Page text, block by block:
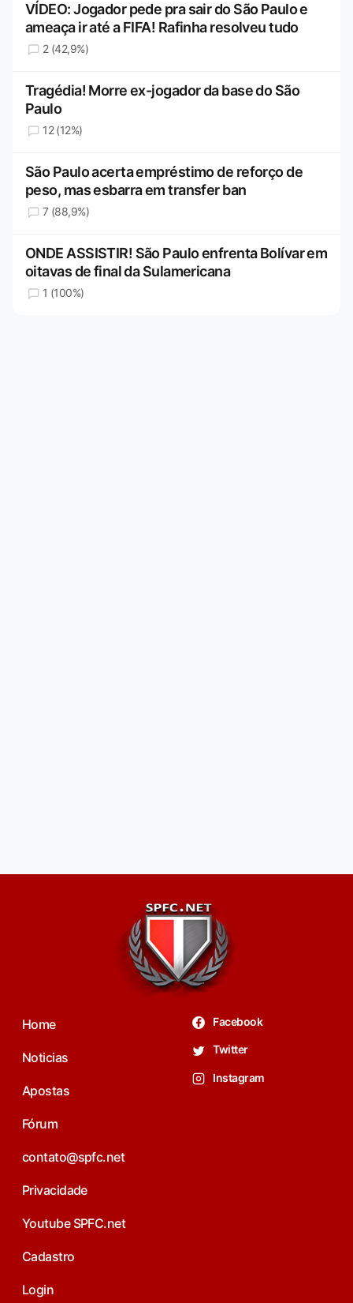
VÍDEO: Jogador pede pra sair do São Paulo e
ameaça ir até a FIFA! Rafinha resolveu tudo
2 (42,9%)
Tragédia! Morre ex-jogador da base do São
Paulo
12 (12%)
São Paulo acerta empréstimo de reforço de
peso, mas esbarra em transfer ban
7 (88,9%)
ONDE ASSISTIR! São Paulo enfrenta Bolívar em
oitavas de final da Sulamericana
1 (100%)
Home
Noticias
Apostas
Fórum
contato@spfc.net
Privacidade
Youtube SPFC.net
Cadastro
Login
Facebook
Twitter
Instagram